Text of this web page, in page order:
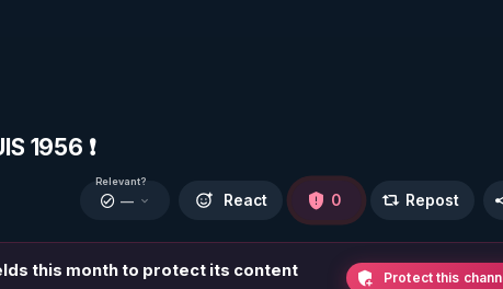
1956 ❗
Relevant?
— React 0 Repost
this month to protect its content Protect this